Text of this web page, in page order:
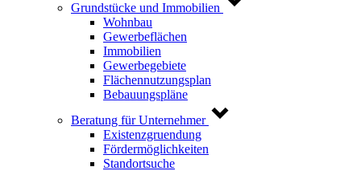
Grundstücke und Immobilien
Wohnbau
Gewerbeflächen
Immobilien
Gewerbegebiete
Flächennutzungsplan
Bebauungspläne
Beratung für Unternehmer
Existenzgruendung
Fördermöglichkeiten
Standortsuche